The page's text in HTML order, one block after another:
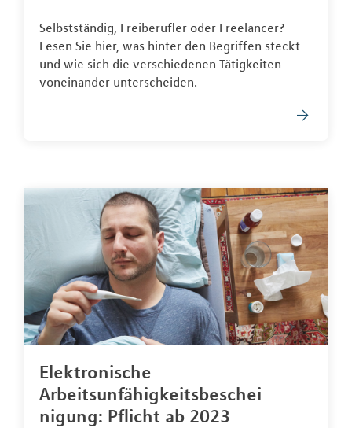
Selbstständig, Freiberufler oder Freelancer?
Lesen Sie hier, was hinter den Begriffen steckt
und wie sich die verschiedenen Tätigkeiten
voneinander unterscheiden.
Elektronische
Arbeitsunfähigkeitsbeschei
nigung: Pflicht ab 2023